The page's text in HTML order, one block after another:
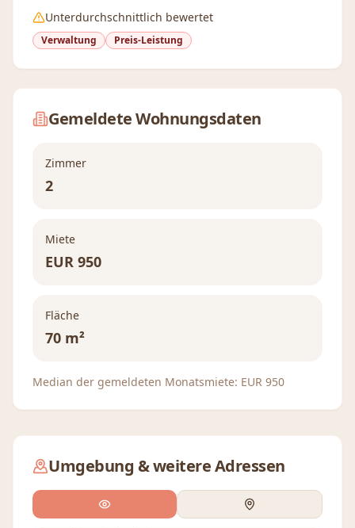
Unterdurchschnittlich bewertet
Verwaltung Preis-Leistung
Gemeldete Wohnungsdaten
Zimmer
2
Miete
EUR 950
Fläche
70 m²
Median der gemeldeten Monatsmiete: EUR 950
Umgebung & weitere Adressen